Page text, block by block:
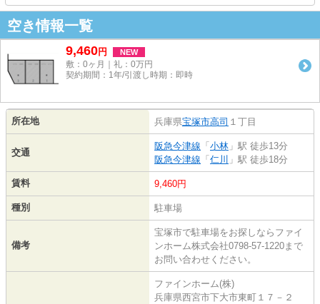
空き情報一覧
9,460円 NEW
敷：0ヶ月｜礼：0万円
契約期間：1年/引渡し時期：即時
所在地 兵庫県宝塚市高司 １丁目
交通
阪急今津線 「小林 」駅 徒歩13分
阪急今津線 「仁川 」駅 徒歩18分
賃料 9,460円
種別 駐車場
備考
宝塚市で駐車場をお探しならファイ
ンホーム株式会社0798-57-1220まで
お問い合わせください。
ファインホーム(株)
兵庫県西宮市下大市東町１７－２